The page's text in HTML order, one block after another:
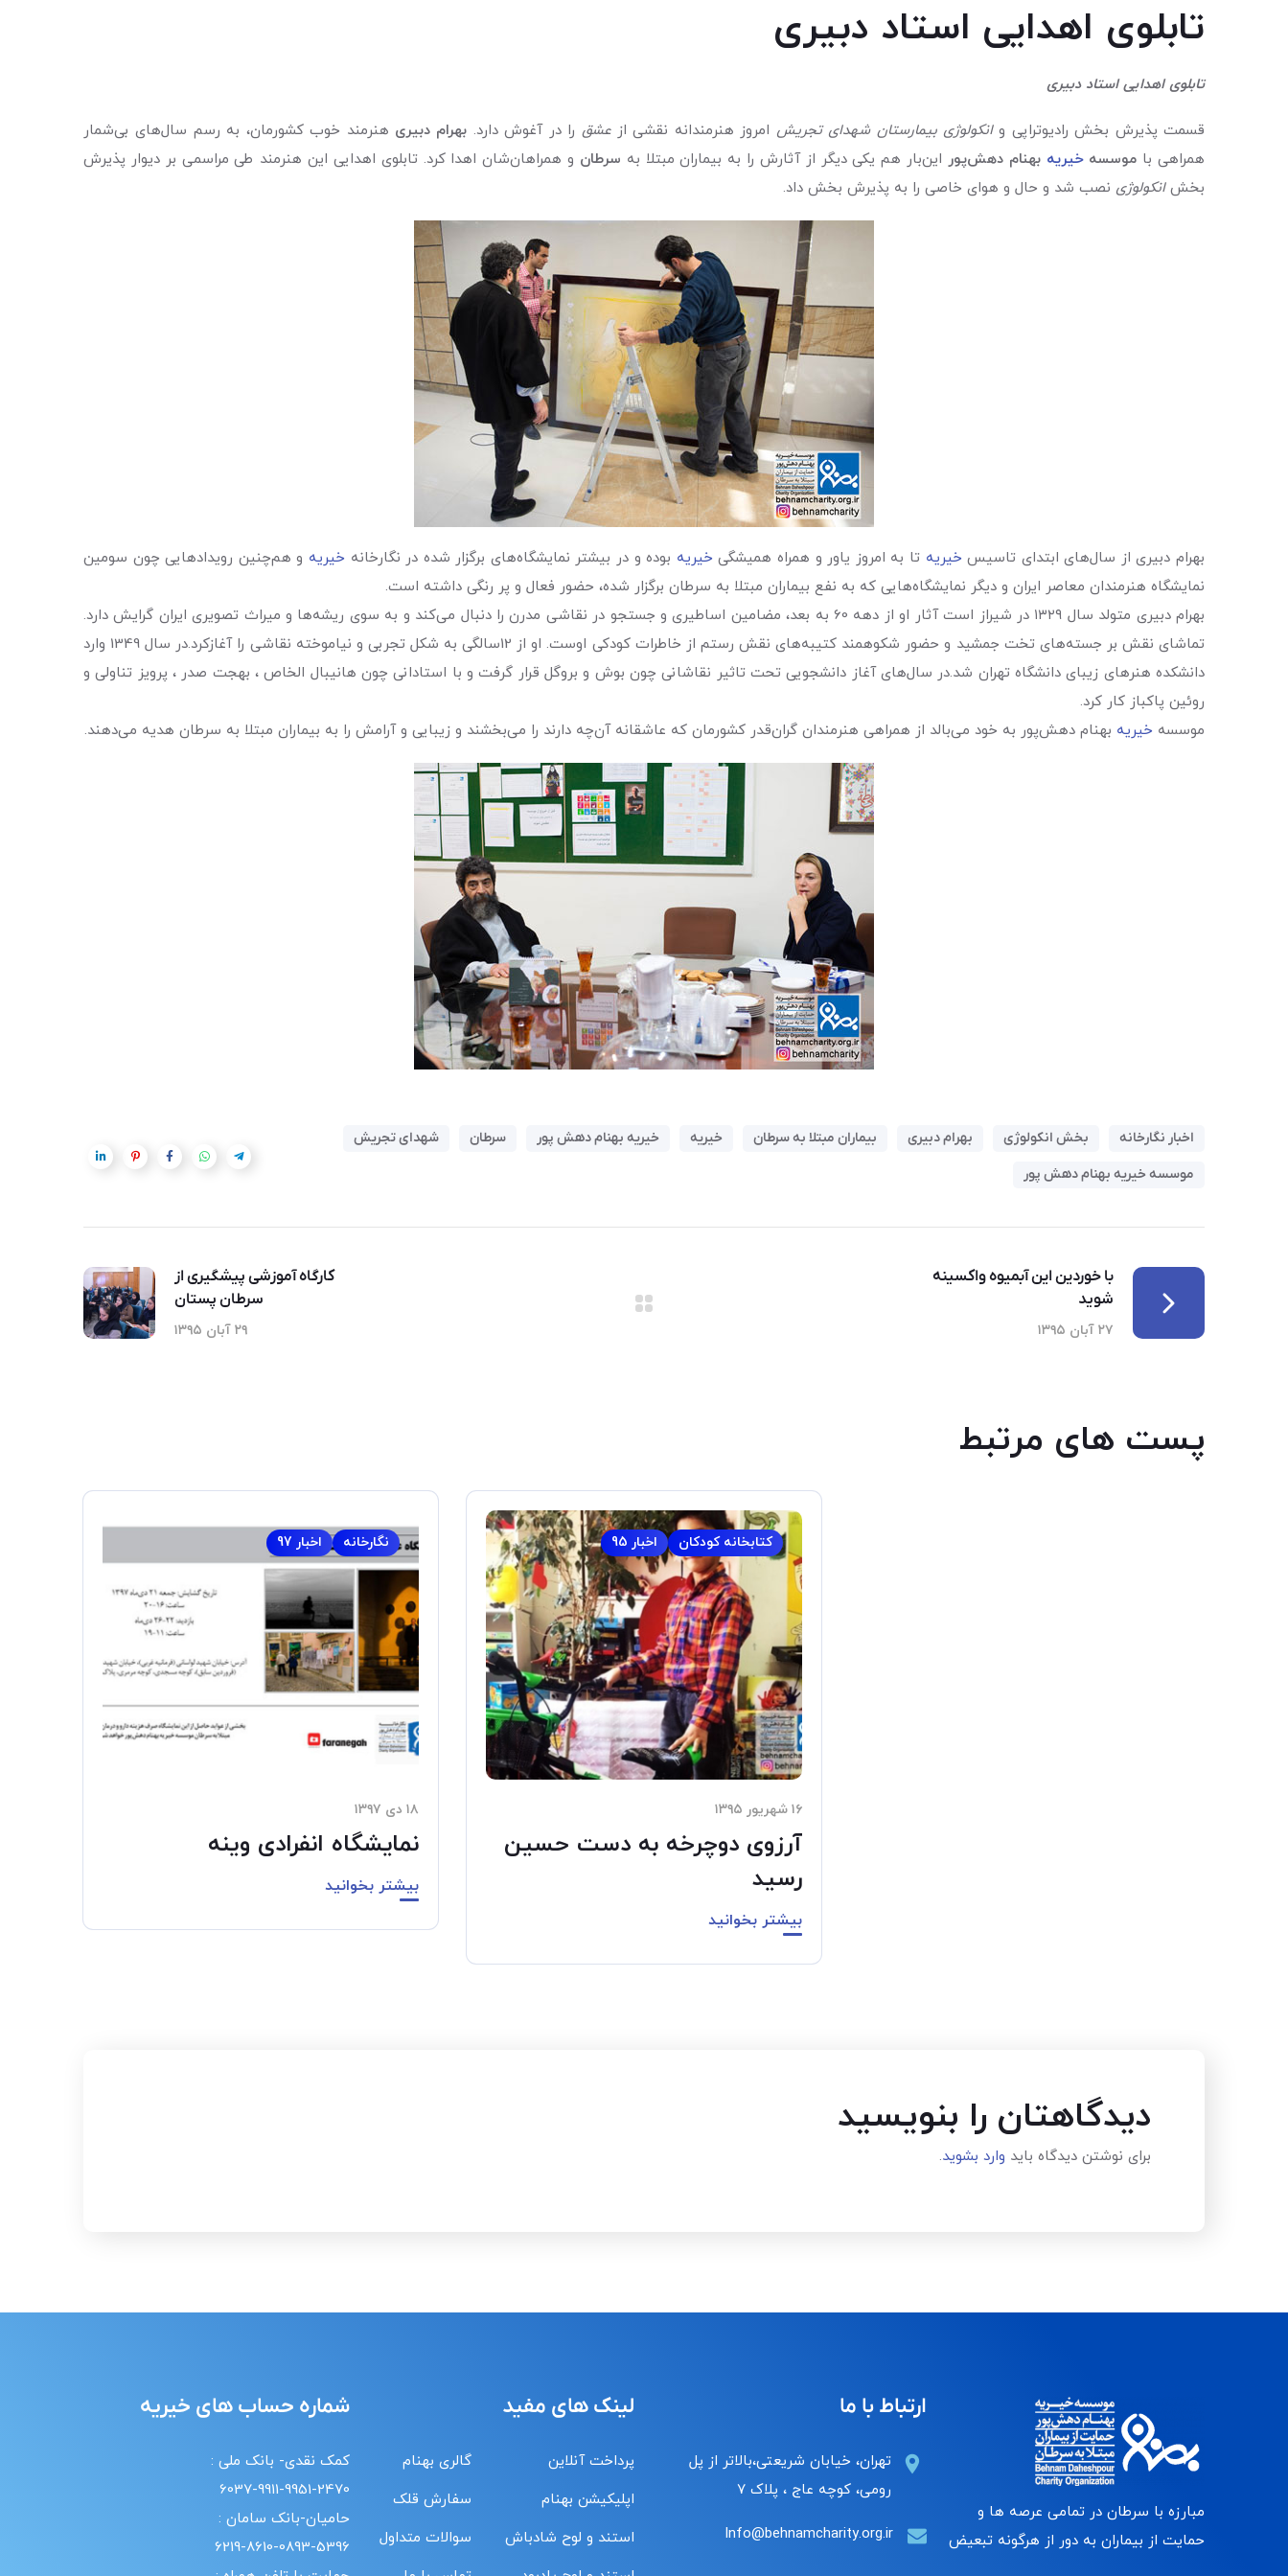
تابلوی اهدایی استاد دبیری
تابلوی اهدایی استاد دبیری
قسمت پذیرش بخش رادیوتراپی وانکولوژی بیمارستان شهدای تجریش امروز هنرمندانه نقشی ازعشق را در آغوش دارد. بهرام دبیری هنرمند خوب کشورمان، به رسم سال‌های بی‌شمار
همراهی با موسسه خیریه بهنام دهش‌پور این‌بار هم یکی دیگر از آثارش را به بیماران مبتلا به سرطان و همراهان‌شان اهدا کرد. تابلوی اهدایی این هنرمند طی مراسمی بر دیوار پذیرش
بخشانکولوژی نصب شد و حال و هوای خاصی را به پذیرش بخش داد.
بهرام دبیری از سال‌های ابتدای تاسیسخیریه تا به امروز یاور و همراه همیشگیخیریه بوده و در بیشتر نمایشگاه‌های برگزار شده در نگارخانه خیریه و هم‌چنین رویدادهایی چون سومین
نمایشگاه هنرمندان معاصر ایران و دیگر نمایشگاه‌هایی که به نفع بیماران مبتلا به سرطان برگزار شده، حضور فعال و پر رنگی داشته است.
بهرام دبیری متولد سال ۱۳۲۹ در شیراز است آثار او از دهه 60 به بعد، مضامین اساطیری و جستجو در نقاشی مدرن را دنبال می‌کند و به سوی ریشه‌ها و میراث تصویری ایران گرایش دارد.
تماشای نقش بر جسته‌های تخت جمشید و حضور شکوهمند کتیبه‌های نقش رستم از خاطرات کودکی اوست. او از 12سالگی به شکل تجربی و نیاموخته نقاشی را آغازکرد.در سال 1349 وارد
دانشکده هنرهای زیبای دانشگاه تهران شد.در سال‌های آغاز دانشجویی تحت تاثیر نقاشانی چون بوش و بروگل قرار گرفت و با استادانی چون هانیبال الخاص ، بهجت صدر ، پرویز تناولی و
روئین پاکباز کار کرد.
موسسه خیریه بهنام دهش‌پور به خود می‌بالد از همراهی هنرمندان گران‌قدر کشورمان که عاشقانه آن‌چه دارند را می‌بخشند و زیبایی و آرامش را به بیماران مبتلا به سرطان هدیه می‌دهند.
اخبار نگارخانه بخش انکولوژی بهرام دبیری بیماران مبتلا به سرطان خیریه خیریه بهنام دهش پور سرطان
شهدای تجریش
موسسه خیریه بهنام دهش پور
با خوردین این آبمیوه واکسینه
شوید
۲۷ آبان ۱۳۹۵
کارگاه آموزشی پیشگیری از
سرطان پستان
۲۹ آبان ۱۳۹۵
پست های مرتبط
اخبار 95 کتابخانه کودکان
۱۶ شهریور ۱۳۹۵
آرزوی دوچرخه به دست حسین
رسید
بیشتر بخوانید
اخبار 97 نگارخانه
۱۸ دی ۱۳۹۷
نمایشگاه انفرادی وینه
بیشتر بخوانید
دیدگاهتان را بنویسید
برای نوشتن دیدگاه باید وارد بشوید.
مبارزه با سرطان در تمامی عرصه ها و
حمایت از بیماران به دور از هرگونه تبعیض
ارتباط با ما
تهران، خیابان شریعتی،بالاتر از پل
رومی، کوچه عاج ، پلاک ۷
Info@behnamcharity.org.ir
لینک های مفید
پرداخت آنلاین
اپلیکیشن بهنام
استند و لوح شادباش
گالری بهنام
سفارش قلک
سوالات متداول
شماره حساب های خیریه
کمک نقدی- بانک ملی :
6037-9911-9951-2470
حامیان-بانک سامان :
6219-8610-0893-5396